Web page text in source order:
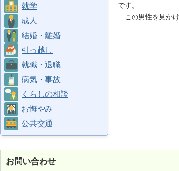
就学
成人
結婚・離婚
引っ越し
就職・退職
病気・事故
くらしの相談
お悔やみ
公共交通
です。
この男性を見かけ
お問い合わせ